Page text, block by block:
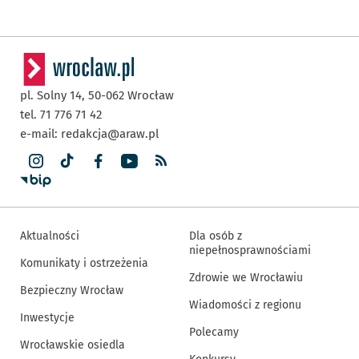
pl. Solny 14, 50-062 Wrocław
tel. 71 776 71 42
e-mail: redakcja@araw.pl
Aktualności
Komunikaty i ostrzeżenia
Bezpieczny Wrocław
Inwestycje
Wrocławskie osiedla
Dla osób z
niepełnosprawnościami
Zdrowie we Wrocławiu
Wiadomości z regionu
Polecamy